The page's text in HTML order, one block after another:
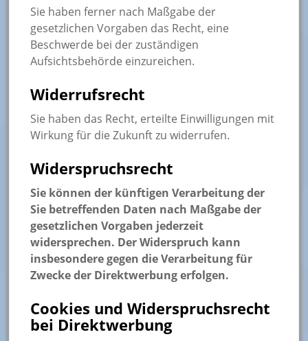
Sie haben ferner nach Maßgabe der
gesetzlichen Vorgaben das Recht, eine
Beschwerde bei der zuständigen
Aufsichtsbehörde einzureichen.
Widerrufsrecht
Sie haben das Recht, erteilte Einwilligungen mit
Wirkung für die Zukunft zu widerrufen.
Widerspruchsrecht
Sie können der künftigen Verarbeitung der
Sie betreffenden Daten nach Maßgabe der
gesetzlichen Vorgaben jederzeit
widersprechen. Der Widerspruch kann
insbesondere gegen die Verarbeitung für
Zwecke der Direktwerbung erfolgen.
Cookies und Widerspruchsrecht
bei Direktwerbung